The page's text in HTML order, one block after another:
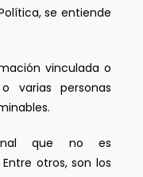
se entiende
vinculada o
varias personas
que no es
otros, son los